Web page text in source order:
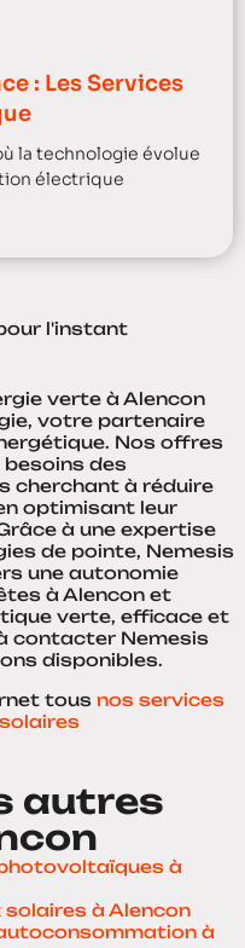
: Les Services
la technologie évolue
électrique
l'instant
verte à Alencon
votre partenaire
Nos offres
des
cherchant à réduire
optimisant leur
à une expertise
de pointe, Nemesis
une autonomie
à Alencon et
verte, efficace et
contacter Nemesis
disponibles.
tous nos services
autres
à
à Alencon
à